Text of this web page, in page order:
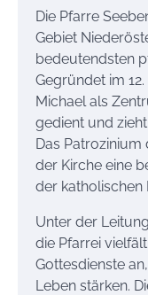
Die Pfarre
Gebiet
bedeutendsten
Gegründet im
Michael als
gedient und
Das Patrozinium
der Kirche eine
der katholischen
Unter der
die Pfarrei
Gottesdienste
Leben stärken.